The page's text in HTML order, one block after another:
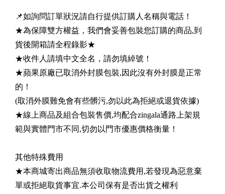
📌如詢問訂單狀況請自行提供訂購人名稱與電話！
★為保障雙方權益，我們會妥善包裝您訂購的商品,到
貨後開箱請全程錄影★
★收件人請填中文全名，請勿填綽號！
★蘋果原廠已取消外封膜包裝,因此沒有外封膜是正常
的！
(取消外膜難免會有些髒污,勿以此為拒絕或退貨依據)
★線上商品及組合包裝售價,均配合zingala通路上架規
範與實體門市不同,切勿以門市優惠價格衡量！
其他特殊費用
★本商城寄出商品無須收取物流費用,若發現為惡意棄
單或拒絕取貨事宜.本公司保有是否出貨之權利